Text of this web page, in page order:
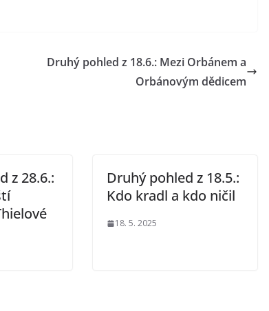
Druhý pohled z 18.6.: Mezi Orbánem a
Orbánovým dědicem
z 28.6.:
Druhý pohled z 18.5.:
Kdo kradl a kdo ničil
18. 5. 2025